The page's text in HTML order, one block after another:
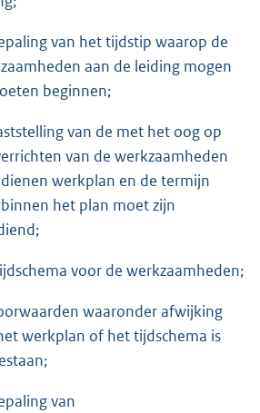
van het tijdstip waarop de
aan de leiding mogen
beginnen;
van de met het oog op
van de werkzaamheden
werkplan en de termijn
het plan moet zijn
voor de werkzaamheden;
waaronder afwijking
werkplan of het tijdschema is
van